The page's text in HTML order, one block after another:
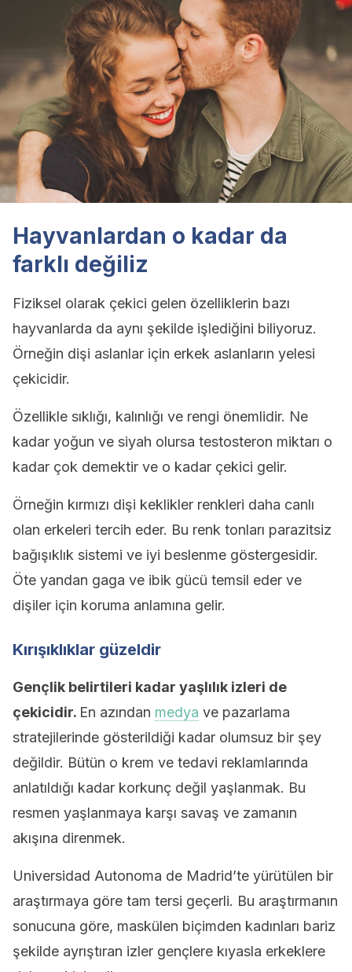
Hayvanlardan o kadar da
farklı değiliz
Fiziksel olarak çekici gelen özelliklerin bazı
hayvanlarda da aynı şekilde işlediğini biliyoruz.
Örneğin dişi aslanlar için erkek aslanların yelesi
çekicidir.
Özellikle sıklığı, kalınlığı ve rengi önemlidir. Ne
kadar yoğun ve siyah olursa testosteron miktarı o
kadar çok demektir ve o kadar çekici gelir.
Örneğin kırmızı dişi keklikler renkleri daha canlı
olan erkeleri tercih eder. Bu renk tonları parazitsiz
bağışıklık sistemi ve iyi beslenme göstergesidir.
Öte yandan gaga ve ibik gücü temsil eder ve
dişiler için koruma anlamına gelir.
Kırışıklıklar güzeldir
Gençlik belirtileri kadar yaşlılık izleri de
çekicidir. En azından medya ve pazarlama
stratejilerinde gösterildiği kadar olumsuz bir şey
değildir. Bütün o krem ve tedavi reklamlarında
anlatıldığı kadar korkunç değil yaşlanmak. Bu
resmen yaşlanmaya karşı savaş ve zamanın
akışına direnmek.
Universidad Autonoma de Madrid’te yürütülen bir
araştırmaya göre tam tersi geçerli. Bu araştırmanın
sonucuna göre, maskülen biçimden kadınları bariz
şekilde ayrıştıran izler gençlere kıyasla erkeklere